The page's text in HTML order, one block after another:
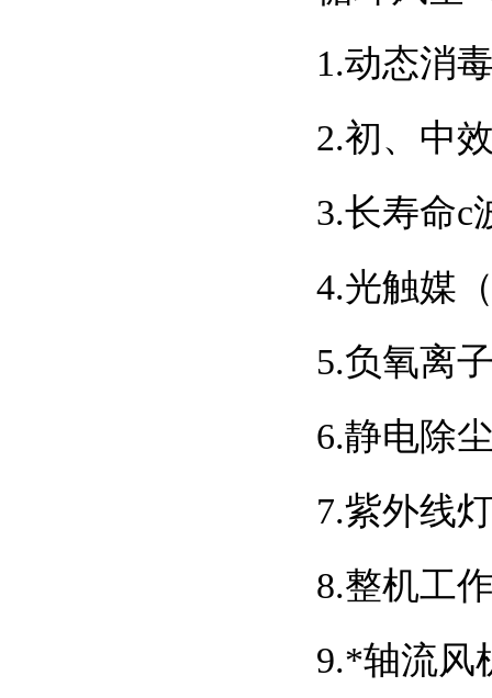
1.动态消毒
2.初、中
3.长寿命
4.光触媒
5.负氧离
6.静电除尘
7.紫外线
8.整机工
9.*轴流风